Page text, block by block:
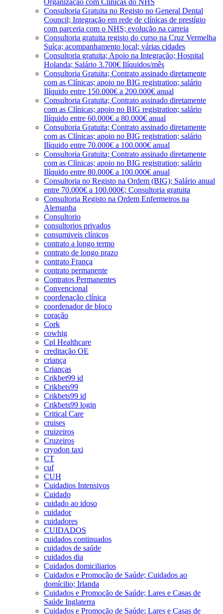
Consultoria Gratuita no Registo no General Dental
Council; Integração em rede de clínicas de prestígio
com parceria com o NHS; evolução na carreia
Consultoria gratuita registo do curso na Cruz Vermelha
Suíça; acompanhamento local; várias cidades
Consultoria gratuita; Apoio na Integração; Hospital
Holanda; Salário 3.700€ Ilíquidos/mês
Consultoria Gratuita; Contrato assinado diretamente
com as Clínicas; apoio no BIG registration; salário
Ilíquido entre 150.000€ a 200.000€ anual
Consultoria Gratuita; Contrato assinado diretamente
com as Clínicas; apoio no BIG registration; salário
Ilíquido entre 60.000€ a 80.000€ anual
Consultoria Gratuita; Contrato assinado diretamente
com as Clínicas; apoio no BIG registration; salário
Ilíquido entre 70.000€ a 100.000€ anual
Consultoria Gratuita; Contrato assinado diretamente
com as Clínicas; apoio no BIG registration; salário
Ilíquido entre 80.000€ a 100.000€ anual
Consultoria no Registo na Ordem (BIG); Salário anual
entre 70.000€ a 100.000€; Consultoria gratuita
Consultoria Registo na Ordem Enfermeiros na
Alemanha
Consultorio
consultorios privados
consumiveis clínicos
contrato a longo termo
contrato de longo prazo
contrato França
contrato permanente
Contratos Permanentes
Convencional
coordenação clínica
coordenador de bloco
coração
Cork
cowhig
Cpl Healthcare
creditação OE
criança
Crianças
Crikbet99 id
Crikbets99
Crikbets99 id
Crikbets99 login
Critical Care
cruises
cruizeiros
Cruzeiros
cryodon taxi
CT
cuf
CUH
Cuidadios Intensivos
Cuidado
cuidado ao idoso
cuidador
cuidadores
CUIDADOS
cuidados continuados
cuidados de saúde
cuidados dia
Cuidados domiciliarios
Cuidados e Promoção de Saúde; Cuidados ao
domícilio; Irlanda
Cuidados e Promoção de Saúde; Lares e Casas de
Saúde Inglaterra
Cuidados e Promoção de Saúde; Lares e Casas de